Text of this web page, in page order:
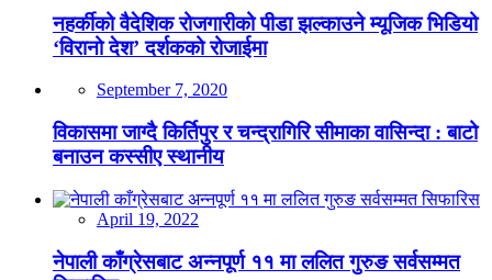
नहर्कीको वैदेशिक रोजगारीको पीडा झल्काउने म्यूजिक भिडियो
‘विरानो देश’ दर्शकको रोजाईमा
September 7, 2020
विकासमा जाग्दै किर्तिपुर र चन्द्रागिरि सीमाका वासिन्दा : बाटो
बनाउन कस्सीए स्थानीय
April 19, 2022
नेपाली काँग्रेसबाट अन्नपूर्ण ११ मा ललित गुरुङ सर्वसम्मत